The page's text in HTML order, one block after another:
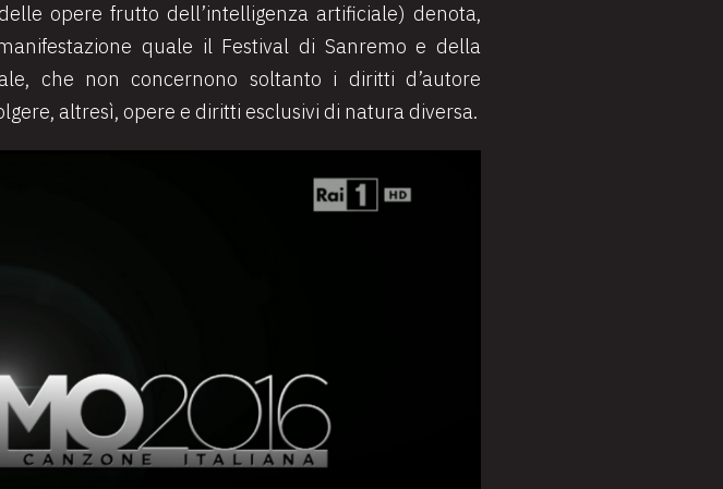
opere frutto dell’intelligenza artificiale) denota,
quale il Festival di Sanremo e della
che non concernono soltanto i diritti d’autore
altresì, opere e diritti esclusivi di natura diversa.